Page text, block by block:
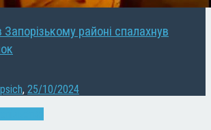
Запорізькому районі спалахнув
, 25/10/2024